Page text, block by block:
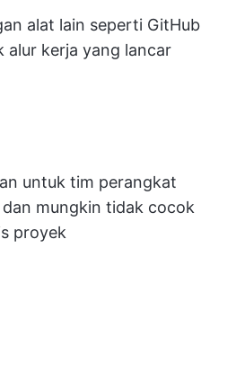
alat lain seperti GitHub
alur kerja yang lancar
untuk tim perangkat
mungkin tidak cocok
proyek